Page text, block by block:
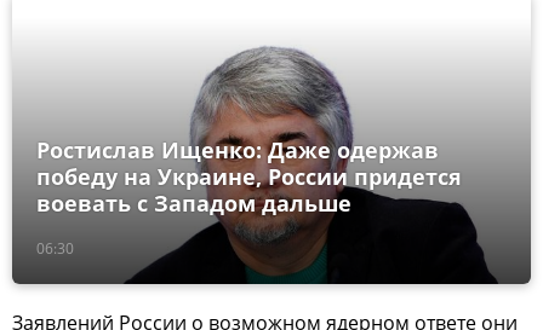
06:30
Ростислав Ищенко: Даже одержав
победу на Украине, России придется
воевать с Западом дальше
Заявлений России о возможном ядерном ответе они